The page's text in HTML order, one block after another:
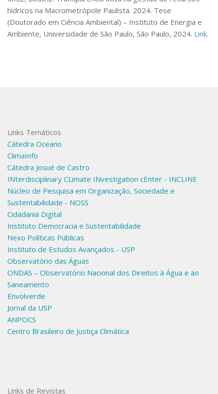
Manuais e Guias Educacionais
Artigos
hídricos na Macrometrópole Paulista. 2024. Tese
(Doutorado em Ciência Ambiental) – Instituto de Energia e
Ambiente, Universidade de São Paulo, São Paulo, 2024. Link.
Links Temáticos
Cátedra Oceano
ClimaInfo
Cátedra Josué de Castro
INterdisciplinary CLimate INvestigation cEnter - INCLINE
Núcleo de Pesquisa em Organização, Sociedade e
Sustentabilidade - NOSS
Cidadania Digital
Instituto Democracia e Sustentabilidade
Nexo Políticas Públicas
Instituto de Estudos Avançados - USP
Observatório das Águas
ONDAS – Observatório Nacional dos Direitos à Água e ao
Saneamento
Envolverde
Jornal da USP
ANPOCS
Centro Brasileiro de Justiça Climática
Links de Revistas